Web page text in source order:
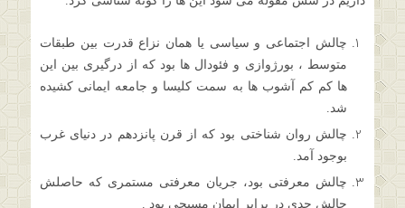
چالش اجتماعی و سیاسی یا همان نزاع قدرت بین طبقات
متوسط ، بورژوازی و فئودال ها بود که از درگیری بین این
ها کم کم آشوب ها به سمت کلیسا و جامعه ایمانی کشیده
شد.
چالش روان شناختی بود که از قرن پانزدهم در دنیای غرب
بوجود آمد.
چالش معرفتی بود، جریان معرفتی مستمری که حاصلش
چالش جدی در برابر ایمان مسیحی بود .